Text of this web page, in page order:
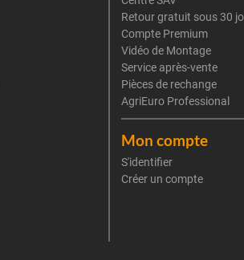
Retour gratuit sous 30
Compte Premium
Vidéo de Montage
Service après-vente
Pièces de rechange
AgriEuro Professional
Mon compte
S'identifier
Créer un compte